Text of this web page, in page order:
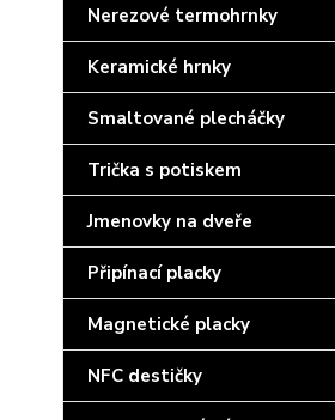
Nerezové termohrnky
Keramické hrnky
Smaltované plecháčky
Trička s potiskem
Jmenovky na dveře
Připínací placky
Magnetické placky
NFC destičky